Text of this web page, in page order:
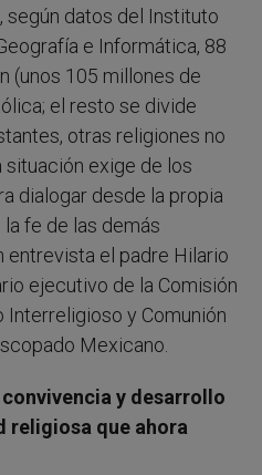
según datos del Instituto
e Informática, 88
(unos 105 millones de
el resto se divide
otras religiones no
situación exige de los
dialogar desde la propia
fe de las demás
entrevista el padre Hilario
ejecutivo de la Comisión
Interreligioso y Comunión
Mexicano.
y desarrollo
religiosa que ahora